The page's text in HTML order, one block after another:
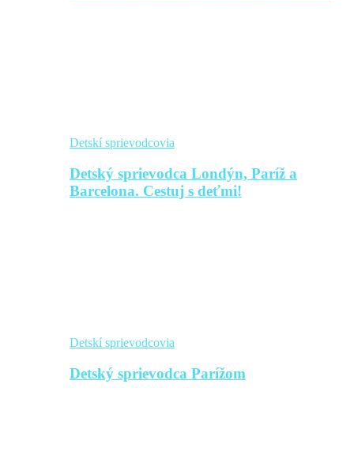
Detskí sprievodcovia
Detský sprievodca Londýn, Paríž a
Barcelona. Cestuj s deťmi!
Detskí sprievodcovia
Detský sprievodca Parížom